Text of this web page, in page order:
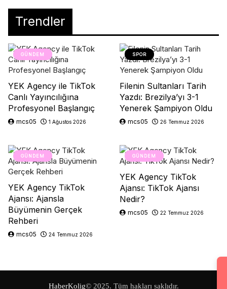
Trendler
GÜNDEM
YEK Agency ile TikTok
Canlı Yayıncılığına
Profesyonel Başlangıç
mcs05 1 Ağustos 2026
SPOR
Filenin Sultanları Tarih
Yazdı: Brezilya’yı 3-1
Yenerek Şampiyon Oldu
mcs05 26 Temmuz 2026
GÜNDEM
YEK Agency TikTok
Ajansı: Ajansla
Büyümenin Gerçek
Rehberi
mcs05 24 Temmuz 2026
GÜNDEM
YEK Agency TikTok
Ajansı: TikTok Ajansı
Nedir?
mcs05 22 Temmuz 2026
HaberKolig© 2025. Tüm hakları saklıdır.